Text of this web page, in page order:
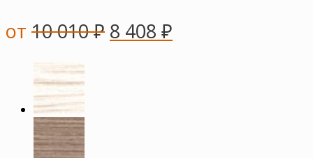
от 10 010₽ 8 408 ₽